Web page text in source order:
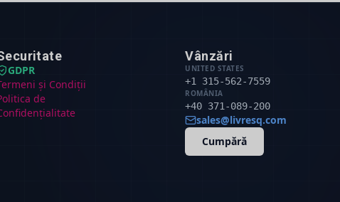
GDPR
și Condiții
de
Vânzări
UNITED STATES
+1 315-562-7559
ROMÂNIA
+40 371-089-200
sales@livresq.com
Cumpără